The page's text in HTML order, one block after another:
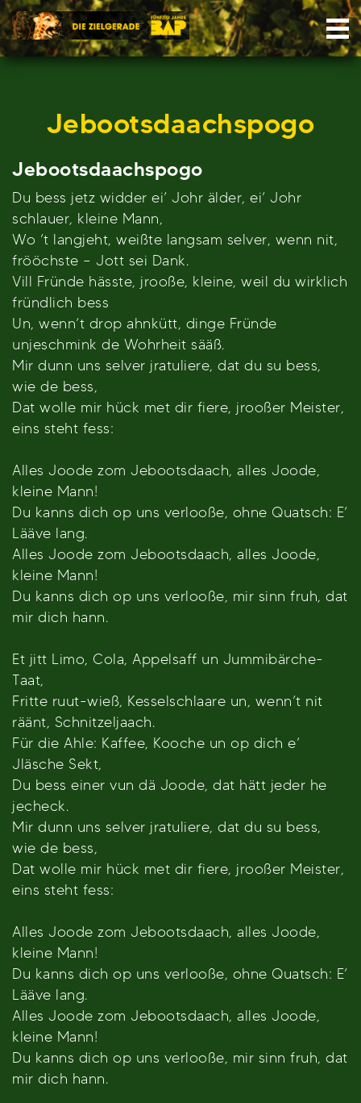
Skip
to
content
Jebootsdaachspogo
Jebootsdaachspogo
Du bess jetz widder ei’ Johr älder, ei’ Johr
schlauer, kleine Mann,
Wo ’t langjeht, weißte langsam selver, wenn nit,
frööchste – Jott sei Dank.
Vill Fründe hässte, jrooße, kleine, weil du wirklich
fründlich bess
Un, wenn’t drop ahnkütt, dinge Fründe
unjeschmink de Wohrheit sääß.
Mir dunn uns selver jratuliere, dat du su bess,
wie de bess,
Dat wolle mir hück met dir fiere, jrooßer Meister,
eins steht fess:
Alles Joode zom Jebootsdaach, alles Joode,
kleine Mann!
Du kanns dich op uns verlooße, ohne Quatsch: E’
Lääve lang.
Alles Joode zom Jebootsdaach, alles Joode,
kleine Mann!
Du kanns dich op uns verlooße, mir sinn fruh, dat
mir dich hann.
Et jitt Limo, Cola, Appelsaff un Jummibärche-
Taat,
Fritte ruut-wieß, Kesselschlaare un, wenn’t nit
räänt, Schnitzeljaach.
Für die Ahle: Kaffee, Kooche un op dich e’
Jläsche Sekt,
Du bess einer vun dä Joode, dat hätt jeder he
jecheck.
Mir dunn uns selver jratuliere, dat du su bess,
wie de bess,
Dat wolle mir hück met dir fiere, jrooßer Meister,
eins steht fess:
Alles Joode zom Jebootsdaach, alles Joode,
kleine Mann!
Du kanns dich op uns verlooße, ohne Quatsch: E’
Lääve lang.
Alles Joode zom Jebootsdaach, alles Joode,
kleine Mann!
Du kanns dich op uns verlooße, mir sinn fruh, dat
mir dich hann.